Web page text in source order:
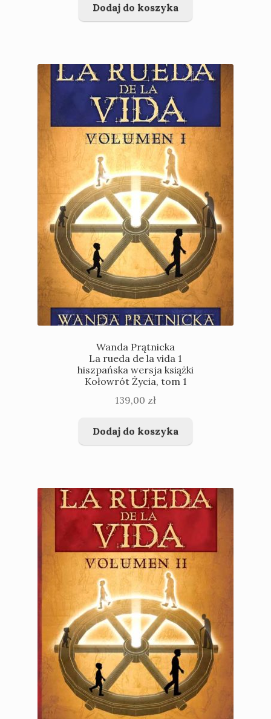
Dodaj do koszyka
Wanda Prątnicka
La rueda de la vida 1
hiszpańska wersja książki
Kołowrót Życia, tom 1
139,00 zł
Dodaj do koszyka